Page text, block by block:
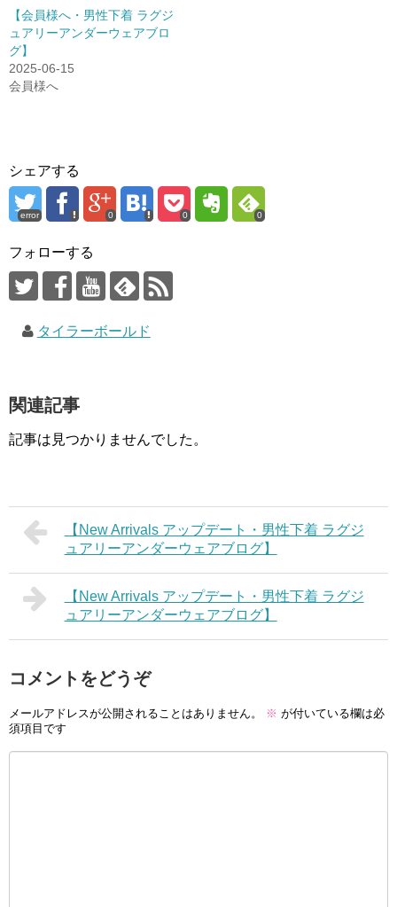
【会員様へ・男性下着 ラグジ
ュアリーアンダーウェアブロ
グ】
2025-06-15
会員様へ
シェアする
error 0 0 0
フォローする
タイラーボールド
関連記事
記事は見つかりませんでした。
【New Arrivals アップデート・男性下着 ラグジ
ュアリーアンダーウェアブログ】
【New Arrivals アップデート・男性下着 ラグジ
ュアリーアンダーウェアブログ】
コメントをどうぞ
メールアドレスが公開されることはありません。 ※ が付いている欄は必
須項目です